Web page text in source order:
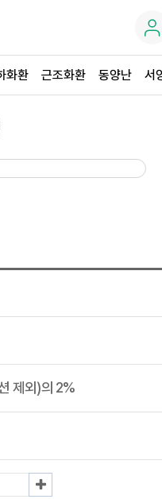
화환 근조화환 동양난 서
제외)의 2%